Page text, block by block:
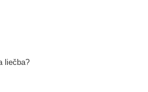
liečba?